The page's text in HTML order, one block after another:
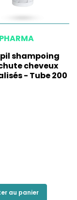
shampoing
cheveux
- Tube 200
au panier